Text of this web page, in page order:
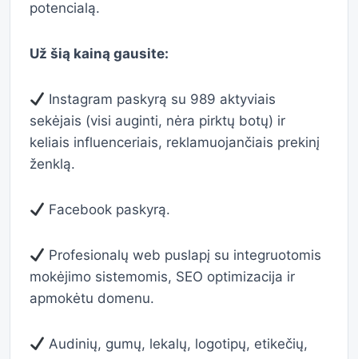
potencialą.
Už šią kainą gausite:
Instagram paskyrą su 989 aktyviais
sekėjais (visi auginti, nėra pirktų botų) ir
keliais influenceriais, reklamuojančiais prekinį
ženklą.
Facebook paskyrą.
Profesionalų web puslapį su integruotomis
mokėjimo sistemomis, SEO optimizacija ir
apmokėtu domenu.
Audinių, gumų, lekalų, logotipų, etikečių,